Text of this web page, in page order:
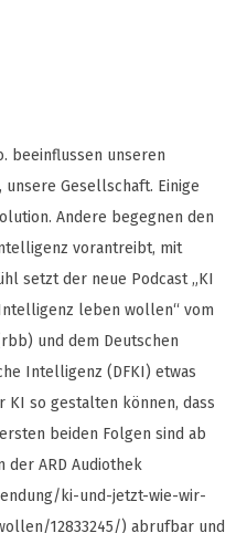
beeinflussen unseren
Gesellschaft. Einige
Andere begegnen den
vorantreibt, mit
setzt der neue Podcast „KI
leben wollen“ vom
und dem Deutschen
Intelligenz (DFKI) etwas
KI so gestalten können, dass
beiden Folgen sind ab
der ARD Audiothek
ki-und-jetzt-wie-wir-
12833245/) abrufbar und